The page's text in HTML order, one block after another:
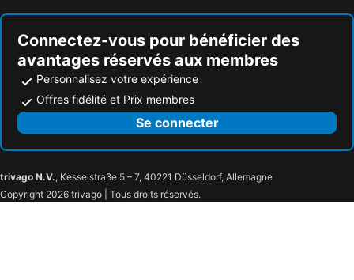
Hôtels Maasgouw
Hôtels Nuth
Connectez-vous pour bénéficier des
avantages réservés aux membres
Personnalisez votre expérience
Offres fidélité et Prix membres
Se connecter
trivago N.V., Kesselstraße 5 – 7, 40221 Düsseldorf, Allemagne
Copyright 2026 trivago | Tous droits réservés.